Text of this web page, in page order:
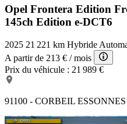
Opel Frontera Edition
145ch Edition e-DCT6
2025 21 221 km Hybride
A partir de 213 € / mois
Prix du véhicule : 21 989 €
91100 - CORBEIL ESSONNES